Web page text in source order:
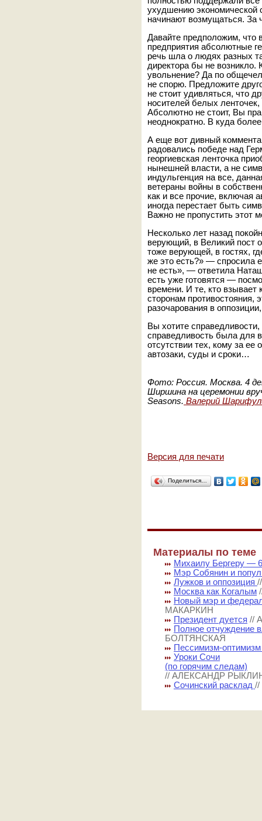
ухудшению
начинают возмущаться. За
Давайте предположим, что
предприятия абсолютные
речь шла о людях разных
директора бы не возникло.
увольнение? Да по
не спорю. Предложите
не стоит удивляться, что
носителей белых
Абсолютно не стоит, Вы
неоднократно. В куда
А еще вот дивный
радовались победе над
георгиевская ленточка
нынешней власти, а не
индульгенция на все,
ветераны войны в
как и все прочие, включая
иногда перестает быть
Важно не пропустить этот
Несколько лет назад
верующий, в Великий пост
тоже верующей, в гостях,
же это есть?» — спросила
не есть», — ответила
есть уже готовятся —
времени. И те, кто взывает
сторонам противостояния,
разочарования в
Вы хотите
справедливость была для
отсутствии тех, кому за ее
автозаки, суды и сроки…
Фото: Россия. Москва. 4
Ширшина на церемонии
Seasons. Валерий
Версия для печати
Поделиться…
Материалы по теме
Михаилу Бергеру —
Мэр Собянин и
Лужков и оппозиция
Москва как Когалым
Новый мэр и
МАКАРКИН
Президент дуется //
Полное отчуждение
БОЛТЯНСКАЯ
Пессимизм-
Уроки Сочи
(по горячим следам)
// АЛЕКСАНДР
Сочинский расклад